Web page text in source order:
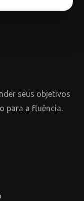
seus objetivos
para a fluência.